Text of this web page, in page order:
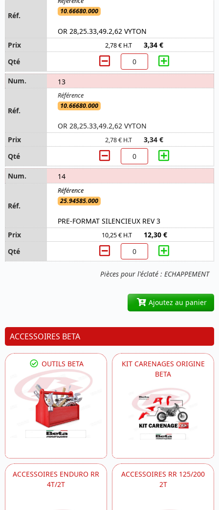
Pièces pour l'éclaté : ECHAPPEMENT
10.66680.000
OR 28,25.33,49.2,62 VYTON
2,78 € H.T 3,34 €
13
10.66680.000
OR 28,25.33,49.2,62 VYTON
2,78 € H.T 3,34 €
14
25.94585.000
PRE-FORMAT SILENCIEUX REV 3
10,25 € H.T 12,30 €
Ajoutez au panier
ACCESSOIRES BETA
OUTILS BETA
KIT CARENAGES ORIGINE
BETA
ACCESSOIRES ENDURO RR
4T/2T
ACCESSOIRES RR 125/200
2T